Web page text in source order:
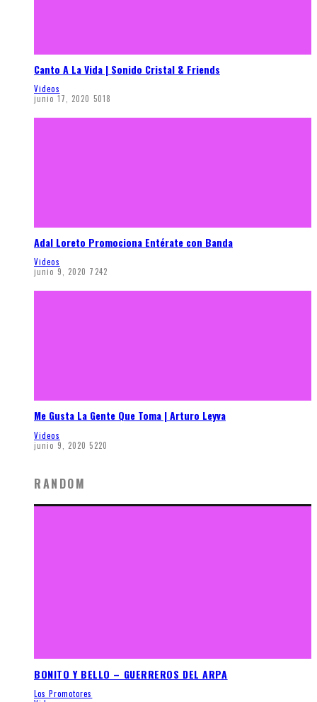
Canto A La Vida | Sonido Cristal & Friends
Videos
junio 17, 2020 5018
Adal Loreto Promociona Entérate con Banda
Videos
junio 9, 2020 7242
Me Gusta La Gente Que Toma | Arturo Leyva
Videos
junio 9, 2020 5220
RANDOM
BONITO Y BELLO – GUERREROS DEL ARPA
Los Promotores